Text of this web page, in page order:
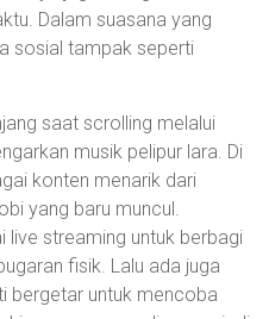
Dalam suasana yang
sosial tampak seperti
saat scrolling melalui
musik pelipur lara. Di
konten menarik dari
yang baru muncul.
live streaming untuk berbagi
fisik. Lalu ada juga
bergetar untuk mencoba